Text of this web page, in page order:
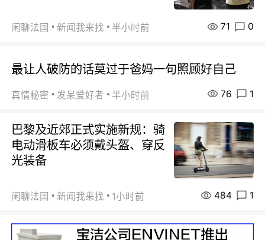
闲聊法国 新闻我来找 半小时前 71 0
最让人破防的话莫过于爸妈一句照顾好自己
真情秘密 发呆爱好者 半小时前 76 1
巴黎及近郊正式实施新规：骑
电动滑板车必须戴头盔、穿反
光装备
闲聊法国 新闻我来找 1小时前 484 1